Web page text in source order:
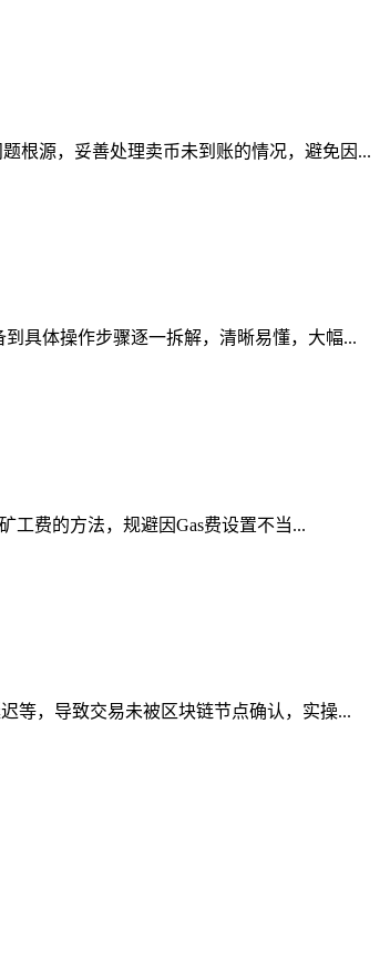
根源，妥善处理卖币未到账的情况，避免因...
具体操作步骤逐一拆解，清晰易懂，大幅...
工费的方法，规避因Gas费设置不当...
等，导致交易未被区块链节点确认，实操...